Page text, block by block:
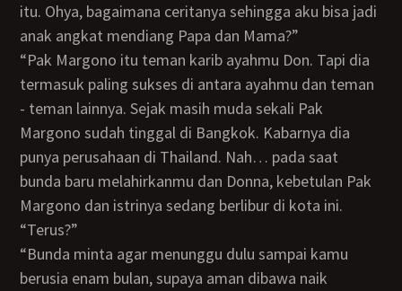
itu. Ohya, bagaimana ceritanya sehingga aku bisa jadi
anak angkat mendiang Papa dan Mama?”
“Pak Margono itu teman karib ayahmu Don. Tapi dia
termasuk paling sukses di antara ayahmu dan teman
- teman lainnya. Sejak masih muda sekali Pak
Margono sudah tinggal di Bangkok. Kabarnya dia
punya perusahaan di Thailand. Nah… pada saat
bunda baru melahirkanmu dan Donna, kebetulan Pak
Margono dan istrinya sedang berlibur di kota ini.
“Terus?”
“Bunda minta agar menunggu dulu sampai kamu
berusia enam bulan, supaya aman dibawa naik